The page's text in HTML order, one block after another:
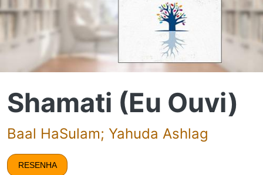
Shamati (Eu Ouvi)
Baal HaSulam; Yahuda Ashlag
RESENHA